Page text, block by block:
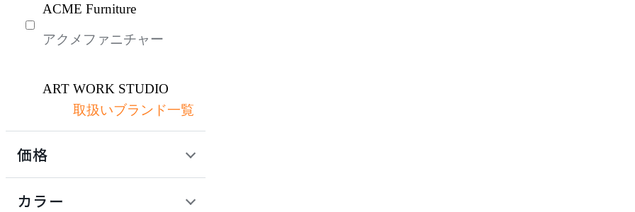
ACME Furniture
アクメファニチャー
ART WORK STUDIO
アートワークスタジオ
アルテック
取扱いブランド一覧
価格
カラー